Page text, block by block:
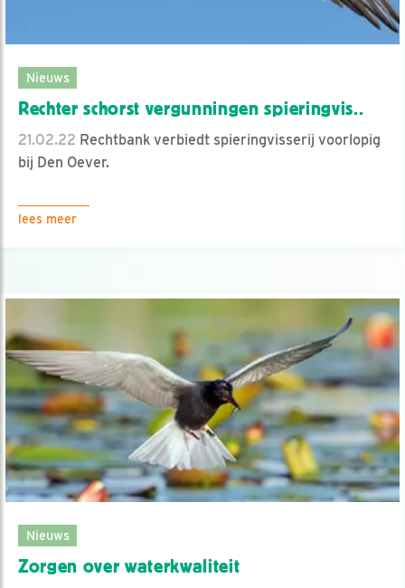
Nieuws
Rechter schorst vergunningen spieringvis..
21.02.22 Rechtbank verbiedt spieringvisserij voorlopig
bij Den Oever.
lees meer
Nieuws
Zorgen over waterkwaliteit